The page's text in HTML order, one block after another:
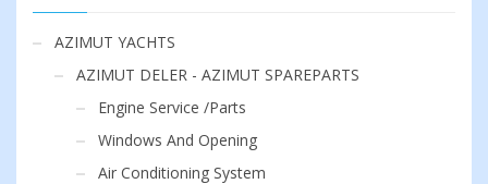
AZIMUT YACHTS
AZIMUT DELER - AZIMUT SPAREPARTS
Engine Service /Parts
Windows And Opening
Air Conditioning System